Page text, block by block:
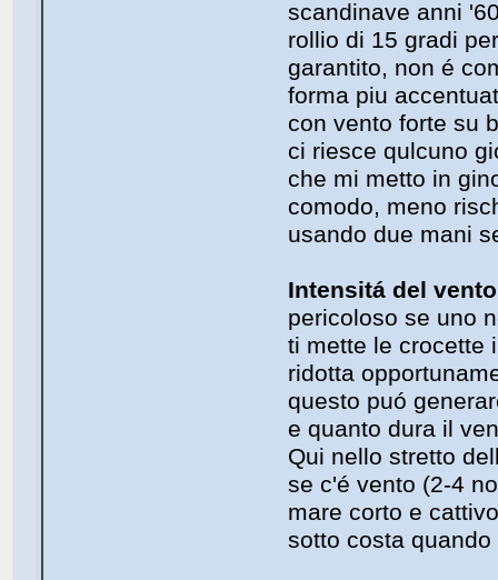
scandinave anni
rollio di 15 gradi
garantito, non é
forma piu
con vento forte su
ci riesce qulcuno
che mi metto in
comodo, meno
usando due mani
Intensitá del
pericoloso se uno
ti mette le crocette
ridotta
questo puó
e quanto dura il
Qui nello stretto
se c'é vento (2-4
mare corto e
sotto costa